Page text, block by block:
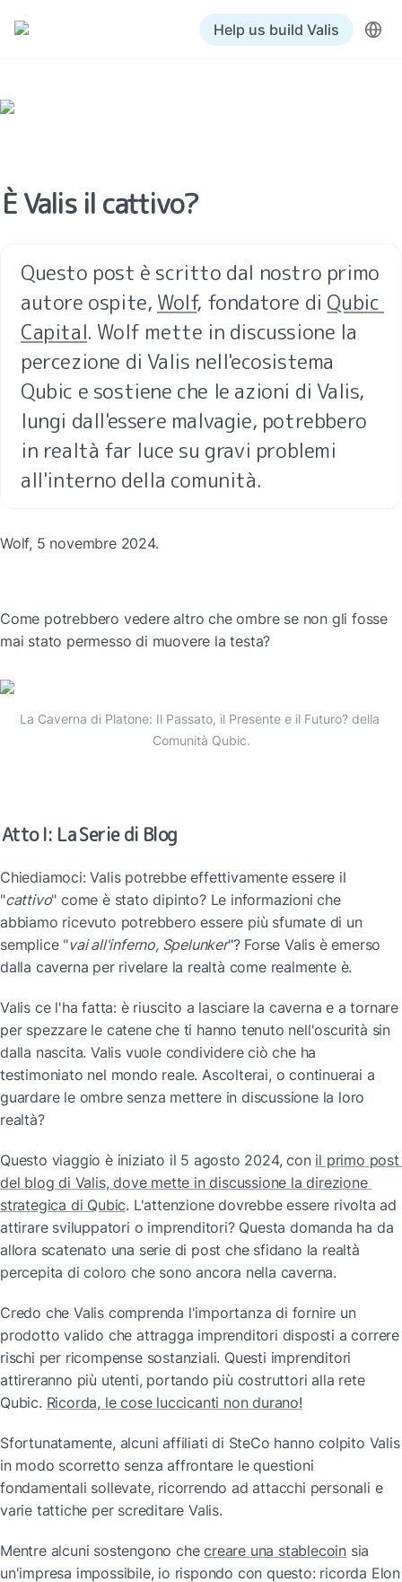
Help us build Valis
È Valis il cattivo?
Questo post è scritto dal nostro primo
autore ospite, Wolf, fondatore di Qubic
Capital. Wolf mette in discussione la
percezione di Valis nell'ecosistema
Qubic e sostiene che le azioni di Valis,
lungi dall'essere malvagie, potrebbero
in realtà far luce su gravi problemi
all'interno della comunità.
Wolf, 5 novembre 2024.
Come potrebbero vedere altro che ombre se non gli fosse
mai stato permesso di muovere la testa?
La Caverna di Platone: Il Passato, il Presente e il Futuro? della
Comunità Qubic.
Atto I: La Serie di Blog
Chiediamoci: Valis potrebbe effettivamente essere il
"cattivo" come è stato dipinto? Le informazioni che
abbiamo ricevuto potrebbero essere più sfumate di un
semplice "vai all'inferno, Spelunker"? Forse Valis è emerso
dalla caverna per rivelare la realtà come realmente è.
Valis ce l'ha fatta: è riuscito a lasciare la caverna e a tornare
per spezzare le catene che ti hanno tenuto nell'oscurità sin
dalla nascita. Valis vuole condividere ciò che ha
testimoniato nel mondo reale. Ascolterai, o continuerai a
guardare le ombre senza mettere in discussione la loro
realtà?
Questo viaggio è iniziato il 5 agosto 2024, con il primo post
del blog di Valis, dove mette in discussione la direzione
strategica di Qubic. L'attenzione dovrebbe essere rivolta ad
attirare sviluppatori o imprenditori? Questa domanda ha da
allora scatenato una serie di post che sfidano la realtà
percepita di coloro che sono ancora nella caverna.
Credo che Valis comprenda l'importanza di fornire un
prodotto valido che attragga imprenditori disposti a correre
rischi per ricompense sostanziali. Questi imprenditori
attireranno più utenti, portando più costruttori alla rete
Qubic. Ricorda, le cose luccicanti non durano!
Sfortunatamente, alcuni affiliati di SteCo hanno colpito Valis
in modo scorretto senza affrontare le questioni
fondamentali sollevate, ricorrendo ad attacchi personali e
varie tattiche per screditare Valis.
Mentre alcuni sostengono che creare una stablecoin sia
un'impresa impossibile, io rispondo con questo: ricorda Elon